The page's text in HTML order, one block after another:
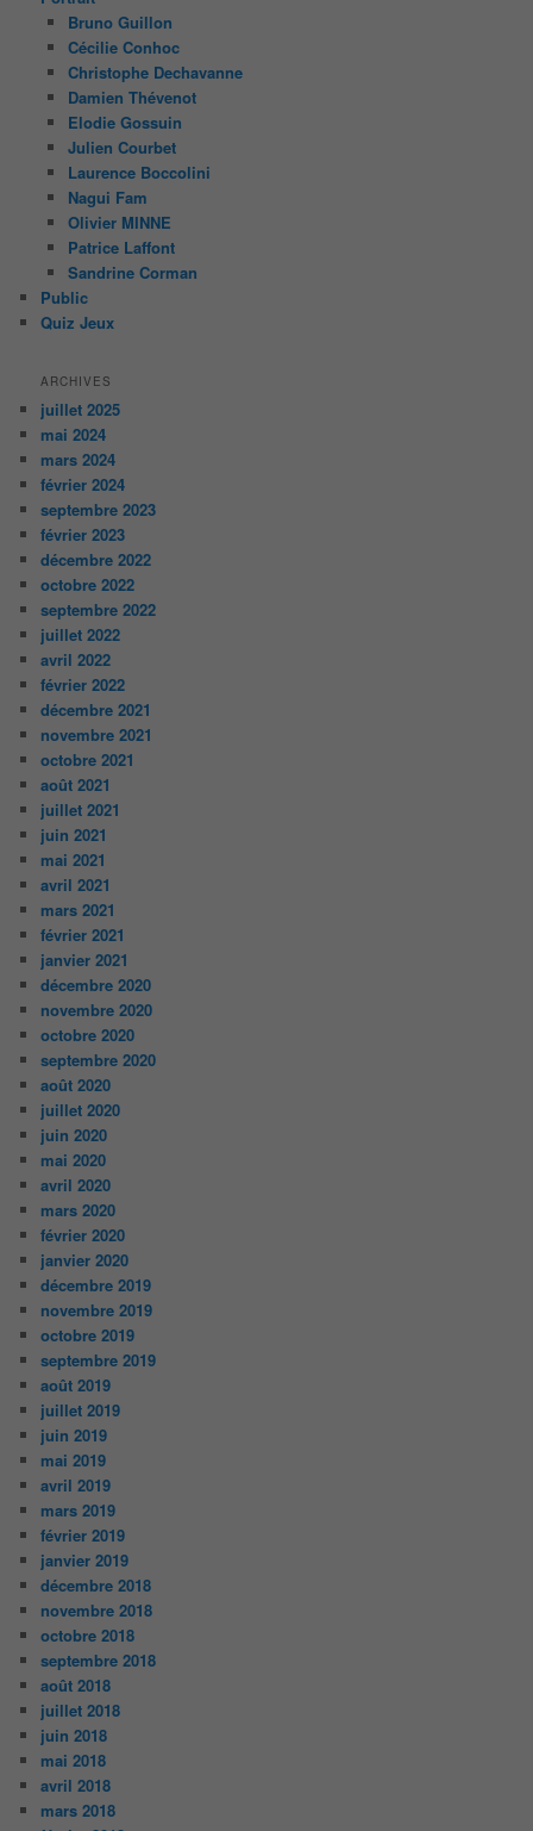
Bruno Guillon
Cécilie Conhoc
Christophe Dechavanne
Damien Thévenot
Elodie Gossuin
Julien Courbet
Laurence Boccolini
Nagui Fam
Olivier MINNE
Patrice Laffont
Sandrine Corman
Public
Quiz Jeux
ARCHIVES
juillet 2025
mai 2024
mars 2024
février 2024
septembre 2023
février 2023
décembre 2022
octobre 2022
septembre 2022
juillet 2022
avril 2022
février 2022
décembre 2021
novembre 2021
octobre 2021
août 2021
juillet 2021
juin 2021
mai 2021
avril 2021
mars 2021
février 2021
janvier 2021
décembre 2020
novembre 2020
octobre 2020
septembre 2020
août 2020
juillet 2020
juin 2020
mai 2020
avril 2020
mars 2020
février 2020
janvier 2020
décembre 2019
novembre 2019
octobre 2019
septembre 2019
août 2019
juillet 2019
juin 2019
mai 2019
avril 2019
mars 2019
février 2019
janvier 2019
décembre 2018
novembre 2018
octobre 2018
septembre 2018
août 2018
juillet 2018
juin 2018
mai 2018
avril 2018
mars 2018